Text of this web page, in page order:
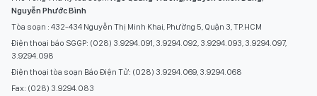
Nguyễn Phước Bình
Tòa soạn : 432-434 Nguyễn Thị Minh Khai, Phường 5, Quận 3, TP.HCM
Điện thoại báo SGGP: (028) 3.9294.091, 3.9294.092, 3.9294.093, 3.9294.097,
3.9294.098
Điện thoại tòa soạn Báo Điện Tử: (028) 3.9294.069, 3.9294.068
Fax: (028) 3.9294.083